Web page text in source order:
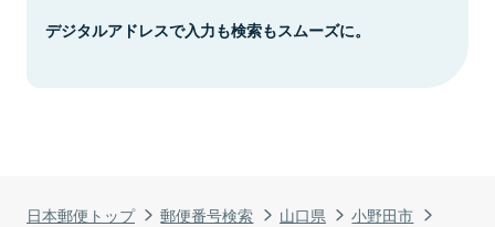
日本郵便トップ 郵便番号検索 山口県
小野田市
デジタルアドレスで入力も検索もスムーズに。